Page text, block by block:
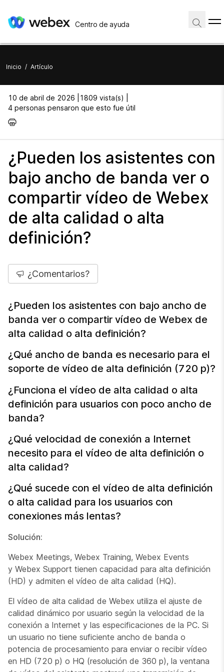
Centro de ayuda
Inicio / Artículo
10 de abril de 2026 |
1809 vista(s) |
4 personas pensaron que esto fue útil
¿Pueden los asistentes con
bajo ancho de banda ver o
compartir vídeo de Webex
de alta calidad o alta
definición?
¿Comentarios?
¿Pueden los asistentes con bajo ancho de
banda ver o compartir vídeo de Webex de
alta calidad o alta definición?
¿Qué ancho de banda es necesario para el
soporte de vídeo de alta definición (720 p)?
¿Funciona el vídeo de alta calidad o alta
definición para usuarios con poco ancho de
banda?
¿Qué velocidad de conexión a Internet
necesito para el vídeo de alta definición o
alta calidad?
¿Qué sucede con el vídeo de alta definición
o alta calidad para los usuarios con
conexiones más lentas?
Solución:
Webex Meetings, Webex Training, Webex Events
y Webex Support tienen capacidad para alta definición
(HD) y admiten el vídeo de alta calidad (HQ).
El vídeo de alta calidad de Webex utiliza el ajuste de
calidad dinámico por usuario según la velocidad de la
conexión a Internet y las especificaciones de la PC. Si
un usuario no tiene suficiente ancho de banda o
potencia de procesamiento para enviar o recibir vídeo
en HD (720 p) o HQ (resolución de 360 p), la ventana